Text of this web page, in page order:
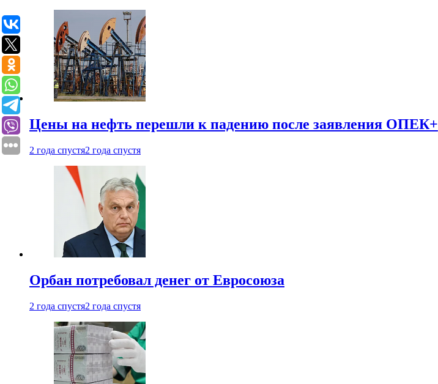
Цены на нефть перешли к падению после заявления ОПЕК+
2 года спустя2 года спустя
Орбан потребовал денег от Евросоюза
2 года спустя2 года спустя